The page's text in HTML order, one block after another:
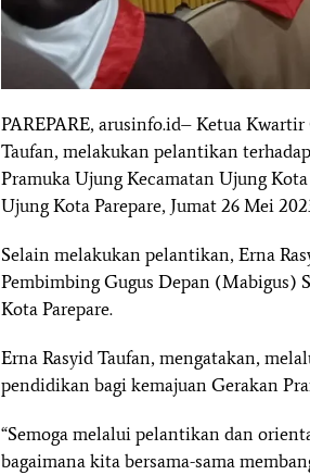
PAREPARE, arusinfo.id– Ketua
Taufan, melakukan pelantikan
Pramuka Ujung Kecamatan Ujung
Ujung Kota Parepare, Jumat 26 Mei
Selain melakukan pelantikan, Erna
Pembimbing Gugus Depan (Mabigus)
Kota Parepare.
Erna Rasyid Taufan, mengatakan,
pendidikan bagi kemajuan Gerakan
“Semoga melalui pelantikan dan
bagaimana kita bersama-sama